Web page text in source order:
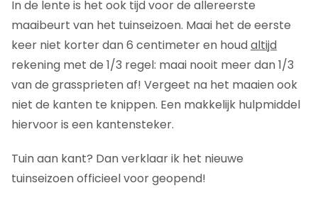
In de lente is het ook tijd voor de allereerste
maaibeurt van het tuinseizoen. Maai het de eerste
keer niet korter dan 6 centimeter en houdaltijd
rekening met de 1/3 regel: maai nooit meer dan 1/3
van de grassprieten af! Vergeet na het maaien ook
niet de kanten te knippen. Een makkelijk hulpmiddel
hiervoor is een kantensteker.
Tuin aan kant? Dan verklaar ik het nieuwe
tuinseizoen officieel voor geopend!